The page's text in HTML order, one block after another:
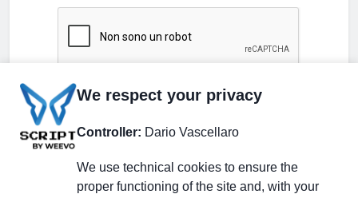
We respect your privacy
Controller: Dario Vascellaro
We use technical cookies to ensure the
proper functioning of the site and, with your